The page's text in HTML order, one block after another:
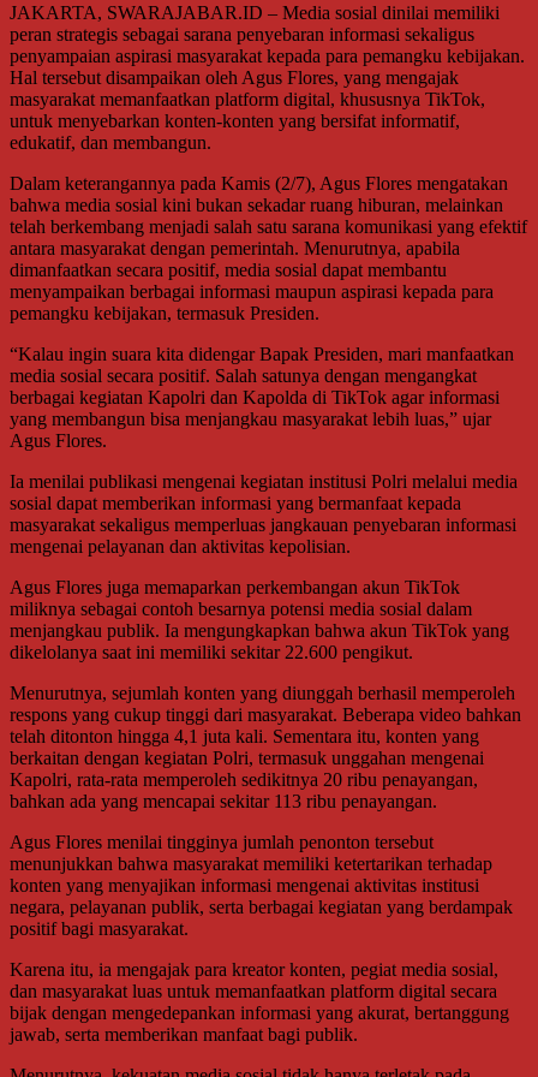
JAKARTA, SWARAJABAR.ID – Media sosial dinilai memiliki
peran strategis sebagai sarana penyebaran informasi sekaligus
penyampaian aspirasi masyarakat kepada para pemangku kebijakan.
Hal tersebut disampaikan oleh Agus Flores, yang mengajak
masyarakat memanfaatkan platform digital, khususnya TikTok,
untuk menyebarkan konten-konten yang bersifat informatif,
edukatif, dan membangun.
Dalam keterangannya pada Kamis (2/7), Agus Flores mengatakan
bahwa media sosial kini bukan sekadar ruang hiburan, melainkan
telah berkembang menjadi salah satu sarana komunikasi yang efektif
antara masyarakat dengan pemerintah. Menurutnya, apabila
dimanfaatkan secara positif, media sosial dapat membantu
menyampaikan berbagai informasi maupun aspirasi kepada para
pemangku kebijakan, termasuk Presiden.
“Kalau ingin suara kita didengar Bapak Presiden, mari manfaatkan
media sosial secara positif. Salah satunya dengan mengangkat
berbagai kegiatan Kapolri dan Kapolda di TikTok agar informasi
yang membangun bisa menjangkau masyarakat lebih luas,” ujar
Agus Flores.
Ia menilai publikasi mengenai kegiatan institusi Polri melalui media
sosial dapat memberikan informasi yang bermanfaat kepada
masyarakat sekaligus memperluas jangkauan penyebaran informasi
mengenai pelayanan dan aktivitas kepolisian.
Agus Flores juga memaparkan perkembangan akun TikTok
miliknya sebagai contoh besarnya potensi media sosial dalam
menjangkau publik. Ia mengungkapkan bahwa akun TikTok yang
dikelolanya saat ini memiliki sekitar 22.600 pengikut.
Menurutnya, sejumlah konten yang diunggah berhasil memperoleh
respons yang cukup tinggi dari masyarakat. Beberapa video bahkan
telah ditonton hingga 4,1 juta kali. Sementara itu, konten yang
berkaitan dengan kegiatan Polri, termasuk unggahan mengenai
Kapolri, rata-rata memperoleh sedikitnya 20 ribu penayangan,
bahkan ada yang mencapai sekitar 113 ribu penayangan.
Agus Flores menilai tingginya jumlah penonton tersebut
menunjukkan bahwa masyarakat memiliki ketertarikan terhadap
konten yang menyajikan informasi mengenai aktivitas institusi
negara, pelayanan publik, serta berbagai kegiatan yang berdampak
positif bagi masyarakat.
Karena itu, ia mengajak para kreator konten, pegiat media sosial,
dan masyarakat luas untuk memanfaatkan platform digital secara
bijak dengan mengedepankan informasi yang akurat, bertanggung
jawab, serta memberikan manfaat bagi publik.